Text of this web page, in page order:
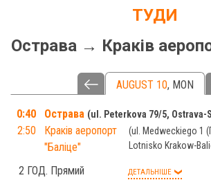
ТУДИ
Острава → Краків
AUGUST 10, MON
0:40 Острава ul. Peterkova 79/5, Ostrava-
2:50
Краків аеропорт
"Баліце"
ul. Medweckiego 1
Lotnisko Krakow-
2 ГОД. Прямий ДЕТАЛЬНІШЕ